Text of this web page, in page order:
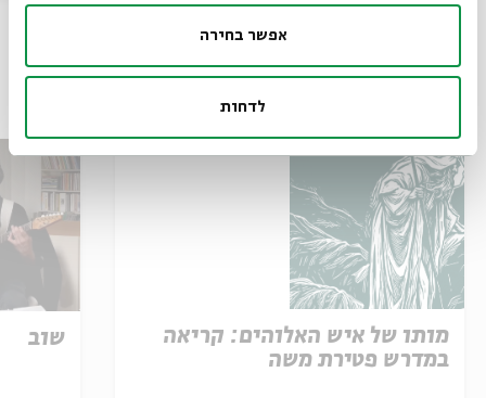
אפשר בחירה
לדחות
עוד בבית אבי חי
מותו של איש האלוהים: קריאה
במדרש פטירת משה
שוב